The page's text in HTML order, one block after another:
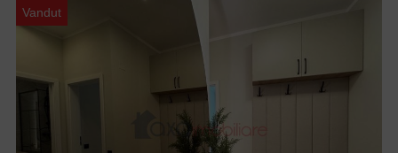
Vandut